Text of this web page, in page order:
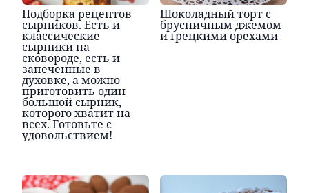
Подборка рецептов
сырников. Есть и
классические
сырники на
сковороде, есть и
запеченные в
духовке, а можно
приготовить один
большой сырник,
которого хватит на
всех. Готовьте с
удовольствием!
Шоколадный торт с
брусничным джемом
и грецкими орехами